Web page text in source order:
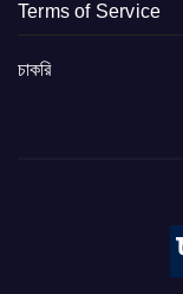
Terms of Service
চাকরি